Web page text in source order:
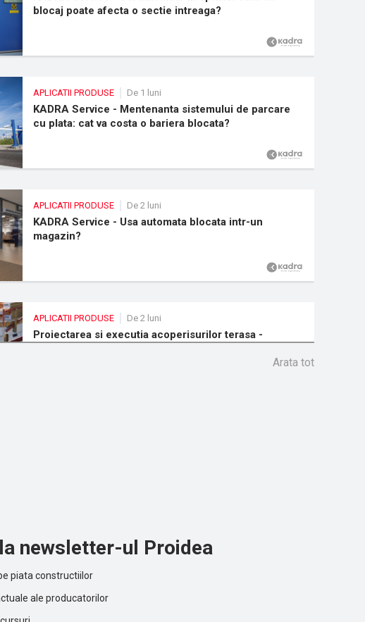
blocaj poate afecta o sectie intreaga?
APLICATII PRODUSE De 1 luni
KADRA Service - Mentenanta sistemului de parcare
cu plata: cat va costa o bariera blocata?
APLICATII PRODUSE De 2 luni
KADRA Service - Usa automata blocata intr-un
magazin?
APLICATII PRODUSE De 2 luni
Proiectarea si executia acoperisurilor terasa -
Arata tot
newsletter-ul Proidea
piata constructiilor
ale producatorilor